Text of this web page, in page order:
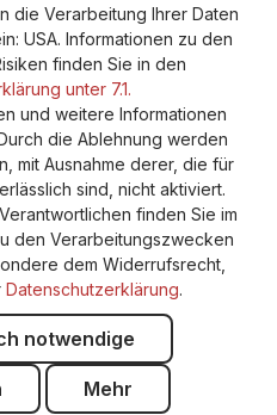
die Verarbeitung Ihrer Daten
USA. Informationen zu den
finden Sie in den
unter 7.1.
und weitere Informationen
die Ablehnung werden
mit Ausnahme derer, die für
sind, nicht aktiviert.
finden Sie im
den Verarbeitungszwecken
dem Widerrufsrecht,
Datenschutzerklärung.
notwendige
Mehr